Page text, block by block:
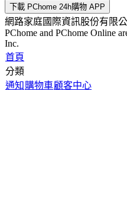
下載 PChome 24h購物 APP
網路家庭國際資訊股份有限
PChome and PChome Online
Inc.
首頁
分類
通知 購物車顧客中心